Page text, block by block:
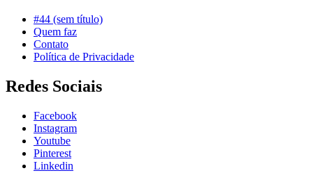
#44 (sem título)
Quem faz
Contato
Política de Privacidade
Redes Sociais
Facebook
Instagram
Youtube
Pinterest
Linkedin